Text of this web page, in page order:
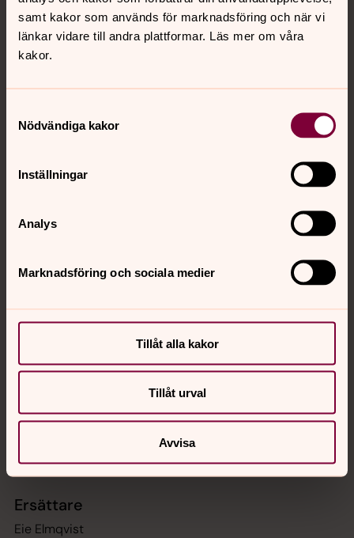
samt kakor som används för marknadsföring och när vi
länkar vidare till andra plattformar. Läs mer om våra
kakor.
Nödvändiga kakor
Inställningar
Analys
Marknadsföring och sociala medier
Tillåt alla kakor
Tillåt urval
Avvisa
Präster, diakoner, musiker, pedagoger, assistenter,
församling samt personal på Diakonicentrum.
Församlingsråd
Ordinarie
Monica Gustafsson, ordförande
Charlotte Juteström, v ordförande
Monica Carlsson Blomster
Mari-Louise Jimson
Ersättare
Eie Elmqvist